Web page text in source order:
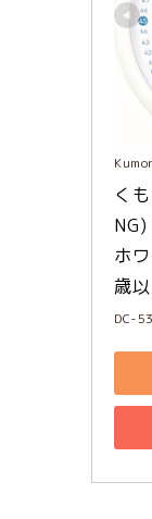
く
ホ
歳
DC-53